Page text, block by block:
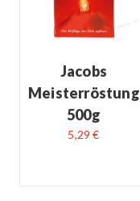
Jacobs
Meisterröstung
500g
5,29 €